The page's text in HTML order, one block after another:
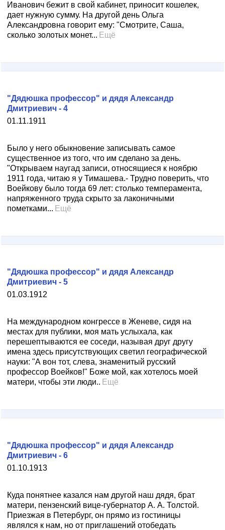
Иванович бежит в свой кабинет, приносит кошелек,
дает нужную сумму. На другой день Ольга
Александровна говорит ему: "Смотрите, Саша,
сколько золотых монет... Ещё
01.11.1911
"Дядюшка профессор" и дядя Александр
Дмитриевич - 4
Было у него обыкновение записывать самое
существенное из того, что им сделано за день.
"Открываем наугад записи, относящиеся к ноябрю
1911 года, читаю я у Тимашева.- Трудно поверить, что
Воейкову было тогда 69 лет: столько темперамента,
напряженного труда скрыто за лаконичными
пометками... Ещё
01.03.1912
"Дядюшка профессор" и дядя Александр
Дмитриевич - 5
На международном конгрессе в Женеве, сидя на
местах для публики, моя мать услыхала, как
перешептываются ее соседи, называя друг другу
имена здесь присутствующих светил географической
науки: "А вон тот, слева, знаменитый русский
профессор Воейков!" Боже мой, как хотелось моей
матери, чтобы эти люди.. Ещё
01.10.1913
"Дядюшка профессор" и дядя Александр
Дмитриевич - 6
Куда понятнее казался нам другой наш дядя, брат
матери, пензенский вице-губернатор А. А. Толстой.
Приезжая в Петербург, он прямо из гостиницы
являлся к нам, но от приглашений отобедать